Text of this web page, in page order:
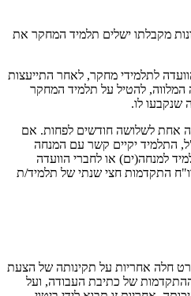
מקבלתו ישלים תלמיד המחקר את
לתלמידי מחקר, לאחר התייעצות
להטיל על תלמיד המחקר
שנקבעו לו.
אחת לשלושה חודשים לפחות. אם
התלמיד יקיים קשר עם המנחה
למנחה(ים) או לחברי הוועדה
התקדמות חצי שנתי של תלמיד/ת
חלה אחריות על תקינותה של הצעת
של כתיבת העבודה, ועל